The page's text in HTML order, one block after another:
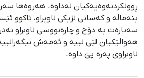
ڕوونکردنەوەیەکیان نەداوە. هەروەها
بنەماڵە و کەسانی نزیکی ناوبراو، تاکوو
سەبارەت بە دۆخ و چارەنووسی ناوبراو
هەواڵێکیان لێی نییە و ئەمەش
ناوبراوی پەرە پێ داوە.